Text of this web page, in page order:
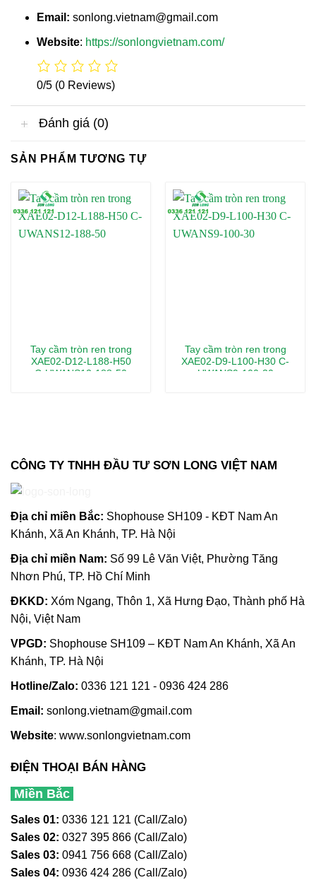
Email: sonlong.vietnam@gmail.com
Website: https://sonlongvietnam.com/
0/5 (0 Reviews)
Đánh giá (0)
SẢN PHẨM TƯƠNG TỰ
Tay cầm tròn ren trong
XAE02-D12-L188-H50
C-UWANS12-188-50
Tay cầm tròn ren trong
XAE02-D9-L100-H30 C-
UWANS9-100-30
CÔNG TY TNHH ĐẦU TƯ SƠN LONG VIỆT NAM
Địa chỉ miền Bắc: Shophouse SH109 - KĐT Nam An
Khánh, Xã An Khánh, TP. Hà Nội
Địa chỉ miền Nam: Số 99 Lê Văn Việt, Phường Tăng
Nhơn Phú, TP. Hồ Chí Minh
ĐKKD: Xóm Ngang, Thôn 1, Xã Hưng Đạo, Thành phố Hà
Nội, Việt Nam
VPGD: Shophouse SH109 – KĐT Nam An Khánh, Xã An
Khánh, TP. Hà Nội
Hotline/Zalo: 0336 121 121 - 0936 424 286
Email: sonlong.vietnam@gmail.com
Website: www.sonlongvietnam.com
ĐIỆN THOẠI BÁN HÀNG
Miền Bắc
Sales 01: 0336 121 121 (Call/Zalo)
Sales 02: 0327 395 866 (Call/Zalo)
Sales 03: 0941 756 668 (Call/Zalo)
Sales 04: 0936 424 286 (Call/Zalo)